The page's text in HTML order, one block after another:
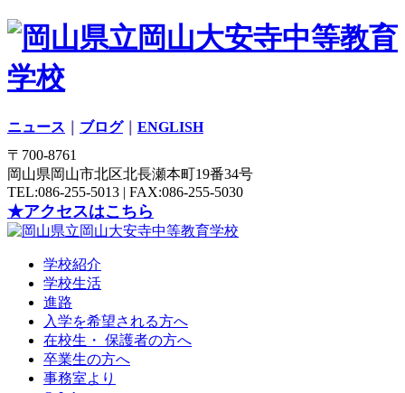
ニュース ブログ｜ ENGLISH
〒700-8761
岡山県岡山市北区北長瀬本町19番34号
TEL:086-255-5013 | FAX:086-255-5030
★アクセスはこちら
学校紹介
学校生活
進路
入学を希望される方へ
在校生・ 保護者の方へ
卒業生の方へ
事務室より